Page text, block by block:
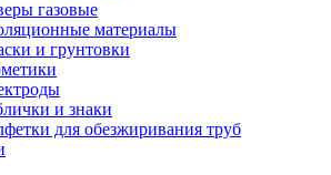
газовые
материалы
и грунтовки
и знаки
для обезжиривания труб